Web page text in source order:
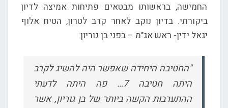
החמישה, בראשותו מבטאים פתיחות אמיצה לדיון
ביקורתי. בדיון נוקב לאחר קרב לטרון, הטיח אלוף
יגאל ידין- ראש אג"מ – בפני בן גוריון:
"החטיבה היחידה שאפשר היה להשיג לקרב
היתה חטיבה 7… פה היתה לדעתי
ההתערבות הקשה ביותר של בן גוריון, אשר